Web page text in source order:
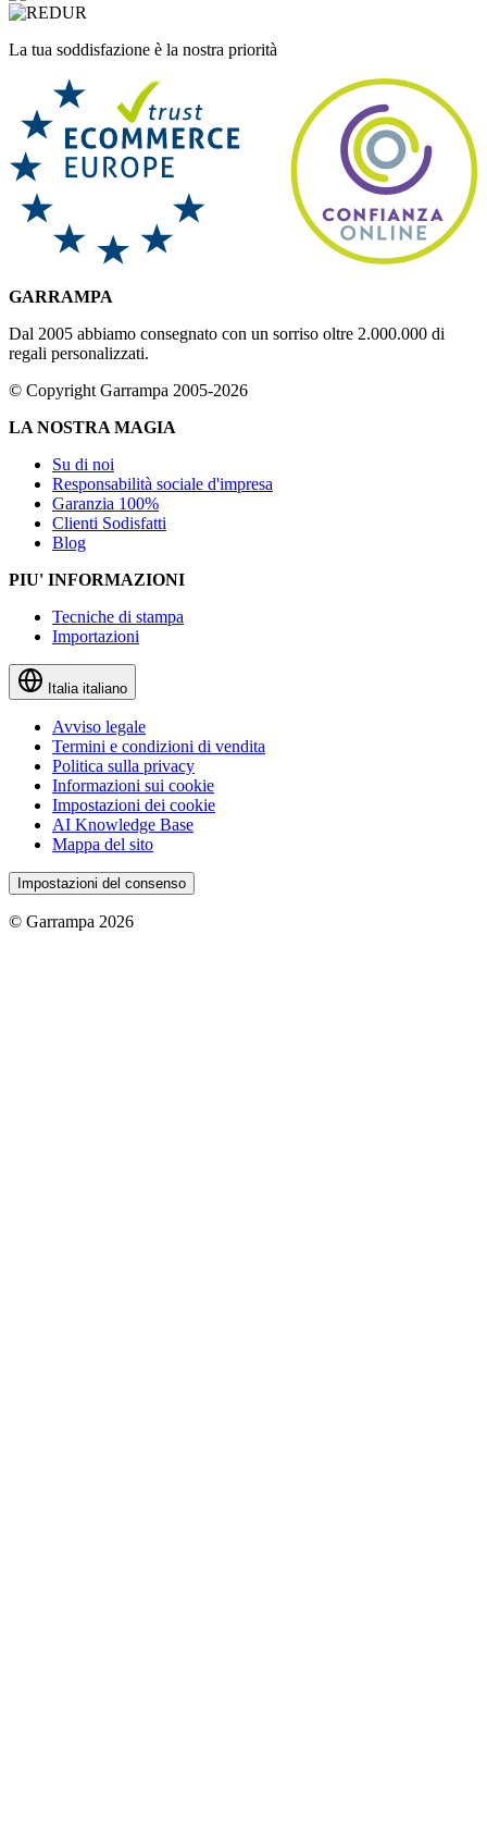
La tua soddisfazione è la nostra priorità
GARRAMPA
Dal 2005 abbiamo consegnato con un sorriso oltre 2.000.000 di
regali personalizzati.
© Copyright Garrampa 2005-2026
LA NOSTRA MAGIA
Su di noi
Responsabilità sociale d'impresa
Garanzia 100%
Clienti Sodisfatti
Blog
PIU' INFORMAZIONI
Tecniche di stampa
Importazioni
Italia italiano
Avviso legale
Termini e condizioni di vendita
Politica sulla privacy
Informazioni sui cookie
Impostazioni dei cookie
AI Knowledge Base
Mappa del sito
Impostazioni del consenso
© Garrampa 2026